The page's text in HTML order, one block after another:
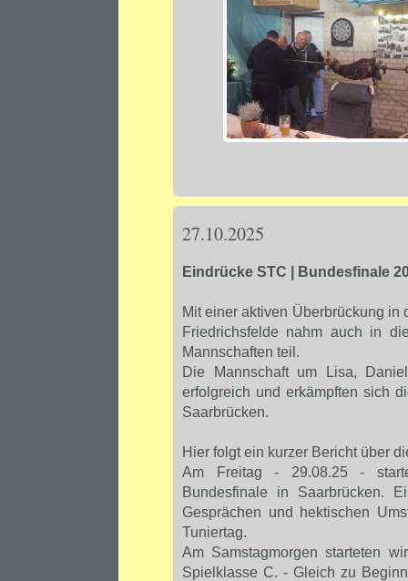
27.10.2025
Eindrücke STC | Bundesfinale
Mit einer aktiven Überbrückung in
Friedrichsfelde nahm auch in
Mannschaften teil.
Die Mannschaft um Lisa,
erfolgreich und erkämpften sich
Saarbrücken.
Hier folgt ein kurzer Bericht über
Am Freitag - 29.08.25 -
Bundesfinale in Saarbrücken.
Gesprächen und hektischen
Tuniertag.
Am Samstagmorgen starteten
Spielklasse C. - Gleich zu